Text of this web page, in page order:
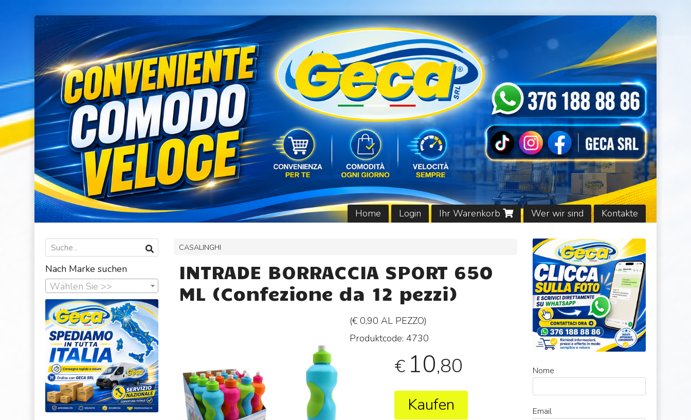
Home Login Ihr Warenkorb Wer wir sind Kontakte
CASALINGHI
INTRADE BORRACCIA SPORT 650
ML (Confezione da 12 pezzi)
(€ 0,90 AL PEZZO)
Produktcode:4730
€ 10,80
Kaufen
Nach Marke suchen
Wählen Sie >>
Nome
Email